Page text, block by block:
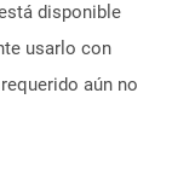
disponible
usarlo con
aún no